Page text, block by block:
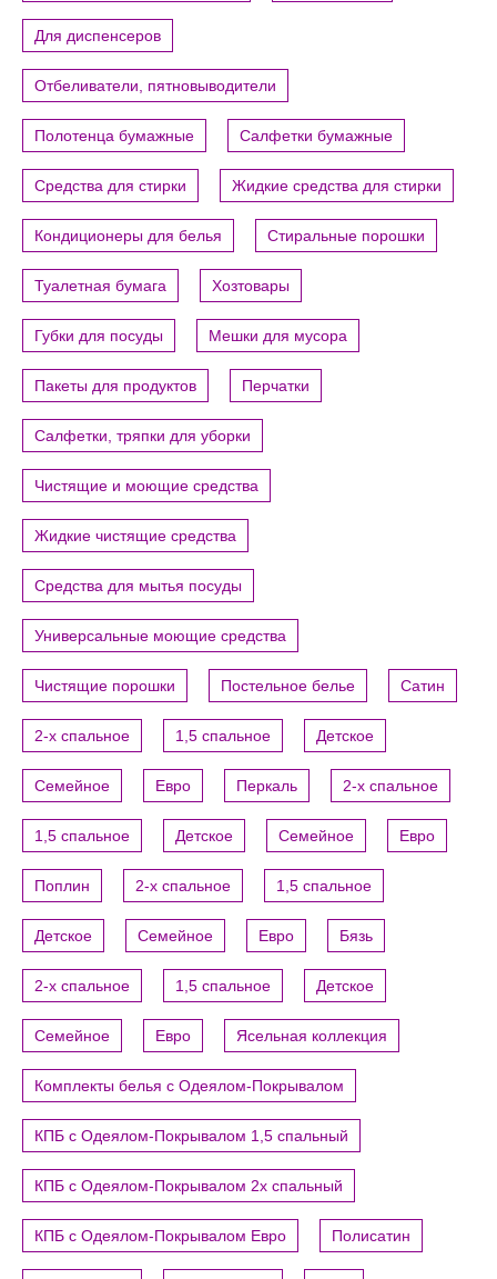
Для диспенсеров
Отбеливатели, пятновыводители
Полотенца бумажные Салфетки бумажные
Средства для стирки Жидкие средства для стирки
Кондиционеры для белья Стиральные порошки
Туалетная бумага Хозтовары
Губки для посуды Мешки для мусора
Пакеты для продуктов Перчатки
Салфетки, тряпки для уборки
Чистящие и моющие средства
Жидкие чистящие средства
Средства для мытья посуды
Универсальные моющие средства
Чистящие порошки Постельное белье Сатин
2-х спальное 1,5 спальное Детское
Семейное Евро Перкаль 2-х спальное
1,5 спальное Детское Семейное Евро
Поплин 2-х спальное 1,5 спальное
Детское Семейное Евро Бязь
2-х спальное 1,5 спальное Детское
Семейное Евро Ясельная коллекция
Комплекты белья с Одеялом-Покрывалом
КПБ с Одеялом-Покрывалом 1,5 спальный
КПБ с Одеялом-Покрывалом 2х спальный
КПБ с Одеялом-Покрывалом Евро Полисатин